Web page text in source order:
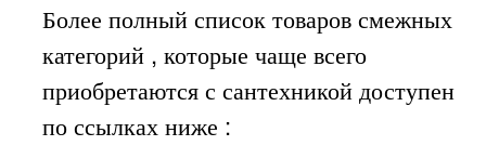
Более полный список товаров смежных
категорий , которые чаще всего
приобретаются с сантехникой доступен
по ссылках ниже :